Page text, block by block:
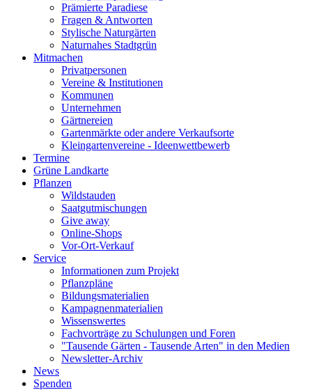
Prämierte Paradiese
Fragen & Antworten
Stylische Naturgärten
Naturnahes Stadtgrün
Mitmachen
Privatpersonen
Vereine & Institutionen
Kommunen
Unternehmen
Gärtnereien
Gartenmärkte oder andere Verkaufsorte
Kleingartenvereine - Ideenwettbewerb
Termine
Grüne Landkarte
Pflanzen
Wildstauden
Saatgutmischungen
Give away
Online-Shops
Vor-Ort-Verkauf
Service
Informationen zum Projekt
Pflanzpläne
Bildungsmaterialien
Kampagnenmaterialien
Wissenswertes
Fachvorträge zu Schulungen und Foren
"Tausende Gärten - Tausende Arten" in den Medien
Newsletter-Archiv
News
Spenden